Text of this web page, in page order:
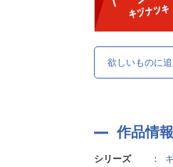
欲しいものに
作品情報
シリーズ ：